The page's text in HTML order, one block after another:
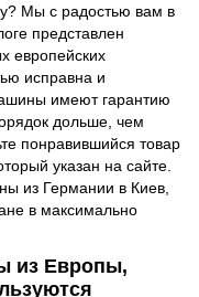
Мы с радостью вам в
представлен
европейских
исправна и
имеют гарантию
дольше, чем
понравившийся товар
указан на сайте.
из Германии в Киев,
в максимально
из Европы,